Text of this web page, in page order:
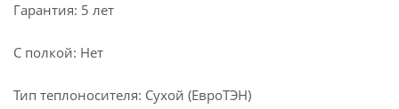
Гарантия: 5 лет
С полкой: Нет
Тип теплоносителя: Сухой (ЕвроТЭН)